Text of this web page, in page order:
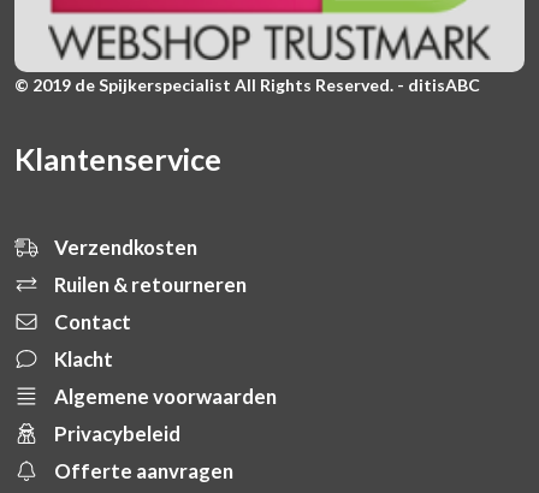
© 2019 de Spijkerspecialist All Rights Reserved. - ditisABC
Klantenservice
Verzendkosten
Ruilen & retourneren
Contact
Klacht
Algemene voorwaarden
Privacybeleid
Offerte aanvragen